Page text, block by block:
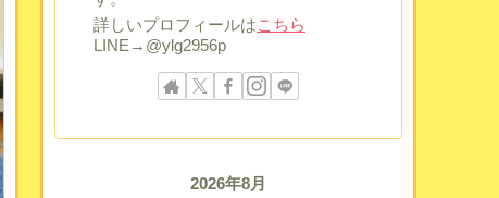
詳しいプロフィールはこちら
LINE→@ylg2956p
2026年8月